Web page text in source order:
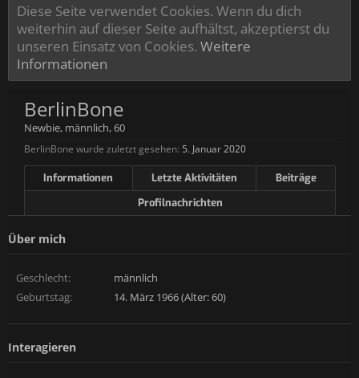
Diese Seite verwendet Cookies. Wenn du dich
weiterhin auf dieser Seite aufhältst, akzeptierst du
unseren Einsatz von Cookies. Weitere
Informationen
BerlinBone
Newbie, männlich, 60
BerlinBone wurde zuletzt gesehen: 5. Januar 2020
Informationen Letzte Aktivitäten
Beiträge
Profilnachrichten
Über mich
Geschlecht:
männlich
Geburtstag:
14. März 1966 (Alter: 60)
Interagieren